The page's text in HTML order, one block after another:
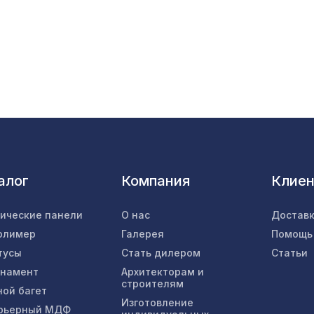
Арабеско Виво, обои натуральные, 10х0,91
Натуральные обои Cosca Traditional Prints
0,91 x 6,2 м
панели
багет
МДФ
Компания
О нас
Галерея
Стать дилером
Архитекторам и
строителям
Изготовление
Помощь
Статьи